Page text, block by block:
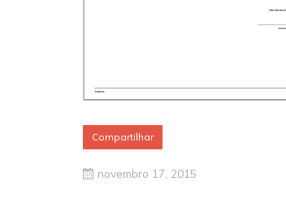
Compartilhar
novembro 17, 2015